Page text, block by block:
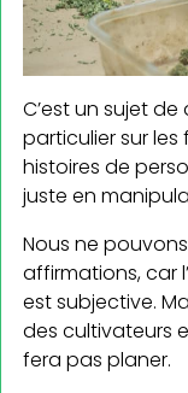
C’est un sujet
particulier sur les
histoires de
juste en
Nous ne
affirmations, car
est subjective.
des cultivateurs
fera pas planer.